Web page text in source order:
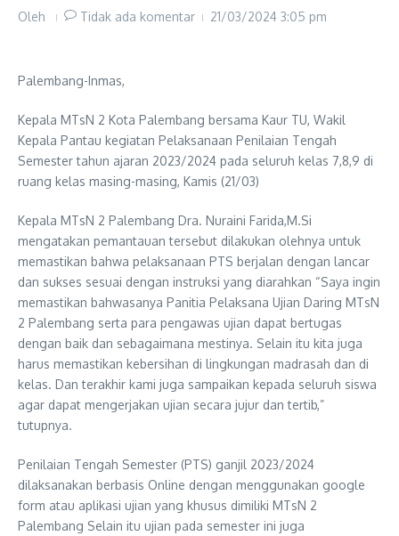
Oleh Tidak ada komentar 21/03/2024 3:05 pm
Palembang-Inmas,
Kepala MTsN 2 Kota Palembang bersama Kaur TU, Wakil
Kepala Pantau kegiatan Pelaksanaan Penilaian Tengah
Semester tahun ajaran 2023/2024 pada seluruh kelas 7,8,9 di
ruang kelas masing-masing, Kamis (21/03)
Kepala MTsN 2 Palembang Dra. Nuraini Farida,M.Si
mengatakan pemantauan tersebut dilakukan olehnya untuk
memastikan bahwa pelaksanaan PTS berjalan dengan lancar
dan sukses sesuai dengan instruksi yang diarahkan “Saya ingin
memastikan bahwasanya Panitia Pelaksana Ujian Daring MTsN
2 Palembang serta para pengawas ujian dapat bertugas
dengan baik dan sebagaimana mestinya. Selain itu kita juga
harus memastikan kebersihan di lingkungan madrasah dan di
kelas. Dan terakhir kami juga sampaikan kepada seluruh siswa
agar dapat mengerjakan ujian secara jujur dan tertib,”
tutupnya.
Penilaian Tengah Semester (PTS) ganjil 2023/2024
dilaksanakan berbasis Online dengan menggunakan google
form atau aplikasi ujian yang khusus dimiliki MTsN 2
Palembang Selain itu ujian pada semester ini juga